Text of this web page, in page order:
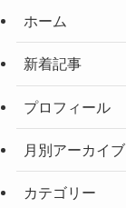
ホーム
新着記事
プロフィール
月別アーカイブ
カテゴリー